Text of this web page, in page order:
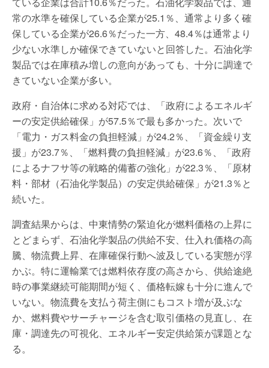
常の水準を確保している企業が25.1％、通常より多く確
保している企業が26.6％だった一方、48.4％は通常より
少ない水準しか確保できていないと回答した。石油化学
製品では在庫積み増しの意向があっても、十分に調達で
きていない企業が多い。
政府・自治体に求める対応では、「政府によるエネルギ
ーの安定供給確保」が57.5％で最も多かった。次いで
「電力・ガス料金の負担軽減」が24.2％、「資金繰り支
援」が23.7％、「燃料費の負担軽減」が23.6％、「政府
によるナフサ等の戦略的備蓄の強化」が22.3％、「原材
料・部材（石油化学製品）の安定供給確保」が21.3％と
続いた。
調査結果からは、中東情勢の緊迫化が燃料価格の上昇に
とどまらず、石油化学製品の供給不安、仕入れ価格の高
騰、物流費上昇、在庫確保行動へ波及している実態が浮
かぶ。特に運輸業では燃料依存度の高さから、供給途絶
時の事業継続可能期間が短く、価格転嫁も十分に進んで
いない。物流費を支払う荷主側にもコスト増が及ぶな
か、燃料費やサーチャージを含む取引価格の見直し、在
庫・調達先の可視化、エネルギー安定供給策が課題とな
る。